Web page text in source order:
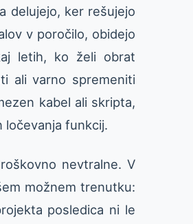
delujejo, ker rešujejo
v poročilo, obidejo
letih, ko želi obrat
ali varno spremeniti
kabel ali skripta,
funkcij.
nevtralne. V
možnem trenutku:
posledica ni le